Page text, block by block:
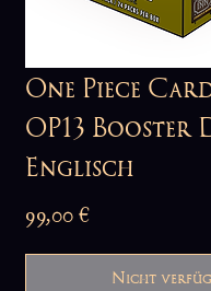
One Piece
OP13 Booster
Englisch
99,00 €
Nicht